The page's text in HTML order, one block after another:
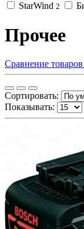
StarWind 2
Прочее
Сравнение
Сортировать:
Показывать: